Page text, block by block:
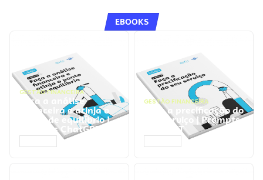
EBOOKS
GESTÃO FINANCEIRA
Faça a análise
financeira e atinja o
ponto de equilíbrio |
Prompts ChatGPT
GESTÃO FINANCEIRA
Faça a precificação do
seu serviço | Prompts
ChatGPT